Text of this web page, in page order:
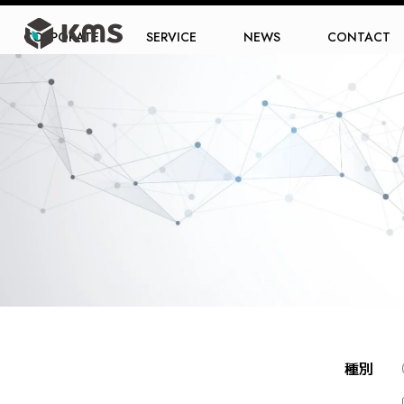
CORPORATE SERVICE NEWS CONTACT
種別